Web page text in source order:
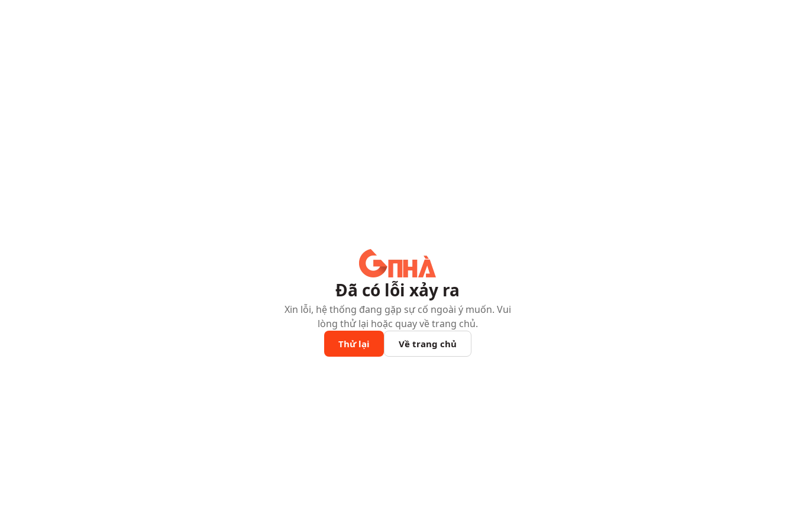
Đã có lỗi xảy ra
Xin lỗi, hệ thống đang gặp sự cố ngoài ý muốn. Vui
lòng thử lại hoặc quay về trang chủ.
Thử lại Về trang chủ